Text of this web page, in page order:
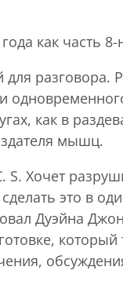
как часть
для
как в
мышц.
S. Хочет
это в
Дуэйна